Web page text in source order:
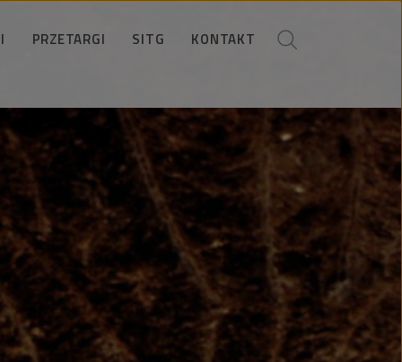
PRZETARGI
dla Oferentów
antykorupcyjne
w bazie Wykonawców
SITG
Członkowie zarządu
Informacje i zapisy
Dane kontaktowe
KONTAKT
Kontakt dla mediów
Dane spółki